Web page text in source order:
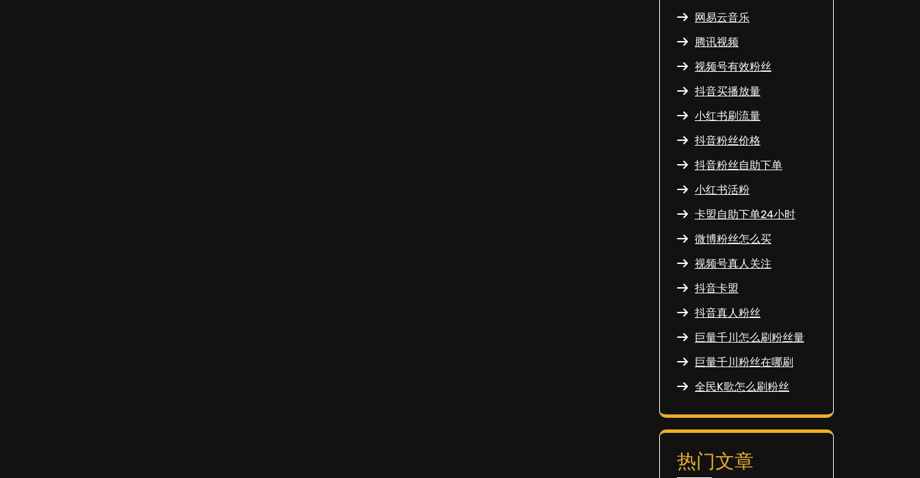
网易云音乐
腾讯视频
视频号有效粉丝
抖音买播放量
小红书刷流量
抖音粉丝价格
抖音粉丝自助下单
小红书活粉
卡盟自助下单24小时
微博粉丝怎么买
视频号真人关注
抖音卡盟
抖音真人粉丝
巨量千川怎么刷粉丝量
巨量千川粉丝在哪刷
全民K歌怎么刷粉丝
热门文章